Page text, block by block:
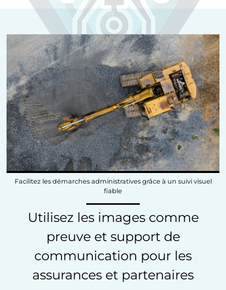
Facilitez les démarches administratives grâce à un suivi visuel
fiable
Utilisez les images comme
preuve et support de
communication pour les
assurances et partenaires